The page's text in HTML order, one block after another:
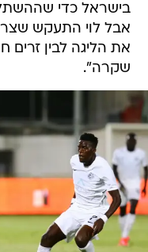
בישראל כדי
אבל לוי התעקש
את הליגה לבין זרים
שקרה".